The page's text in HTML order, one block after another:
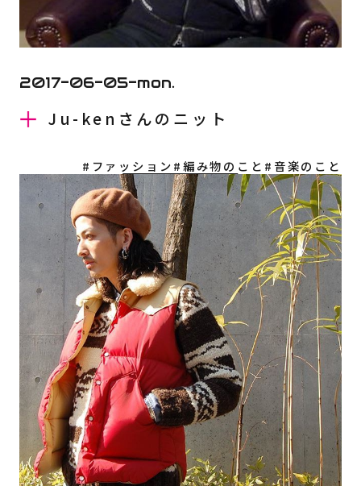
2017-06-05-mon.
Ju-kenさんのニット
#ファッション#編み物のこと #音楽のこと